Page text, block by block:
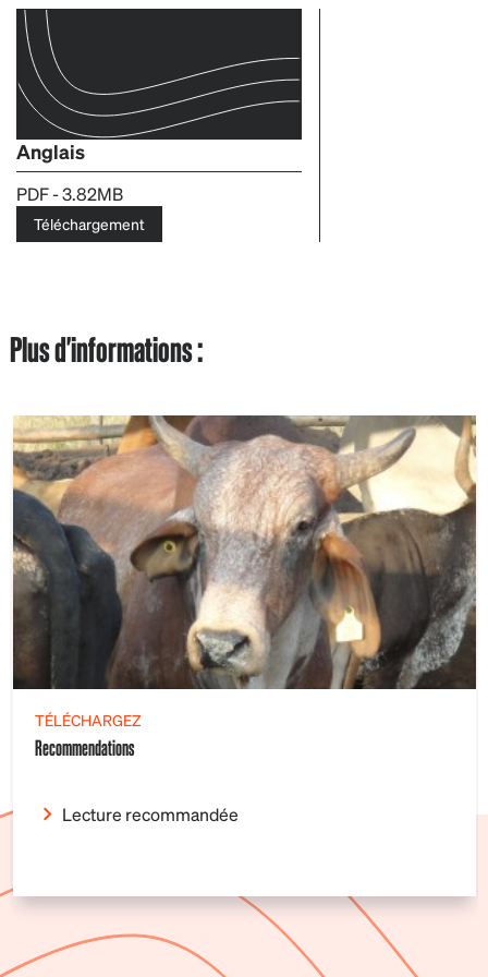
Anglais
PDF - 3.82MB
Téléchargement
Plus d'informations :
TÉLÉCHARGEZ
Recommendations
Lecture recommandée